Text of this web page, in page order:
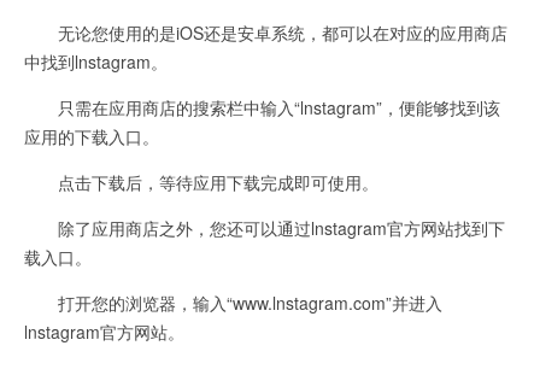
无论您使用的是iOS还是安卓系统，都可以在对应的应用商店
中找到lnstagram。
只需在应用商店的搜索栏中输入“lnstagram”，便能够找到该
应用的下载入口。
点击下载后，等待应用下载完成即可使用。
除了应用商店之外，您还可以通过lnstagram官方网站找到下
载入口。
打开您的浏览器，输入“www.lnstagram.com”并进入
lnstagram官方网站。